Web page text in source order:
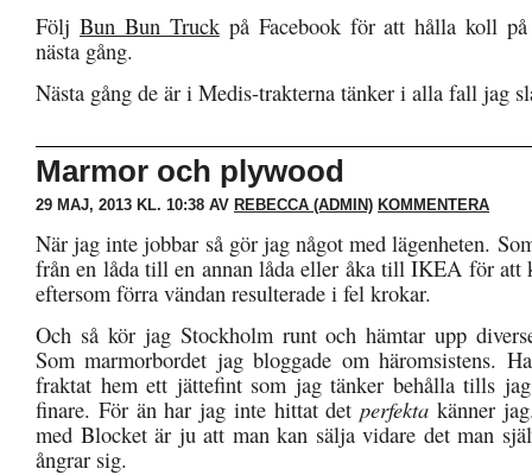
Följ Bun Bun Truckpå Facebook för att hålla koll på
nästa gång.
Nästa gång de är i Medis-trakterna tänker i alla fall jag
Marmor och plywood
29 MAJ, 2013 KL. 10:38 AV REBECCA (ADMIN) KOMMENTERA
När jag inte jobbar så gör jag något med lägenheten.
från en låda till en annan låda eller åka till IKEA för att
eftersom förra vändan resulterade i fel krokar.
Och så kör jag Stockholm runt och hämtar upp
Som marmorbordet jag bloggade om häromsistens.
fraktat hem ett jättefint som jag tänker behålla tills
finare. För än har jag inte hittat det perfekta känner
med Blocket är ju att man kan sälja vidare det man
ångrar sig.